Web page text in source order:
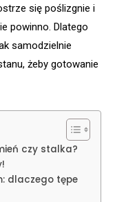
się poślizgnie i
powinno. Dlatego
samodzielnie
żeby gotowanie
czy stalka?
dlaczego tępe